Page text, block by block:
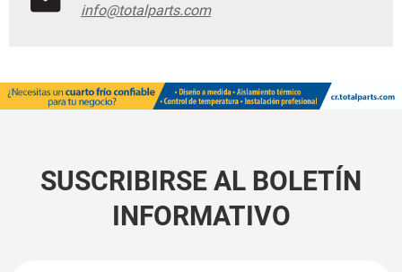
info@totalparts.com
SUSCRIBIRSE AL BOLETÍN
INFORMATIVO